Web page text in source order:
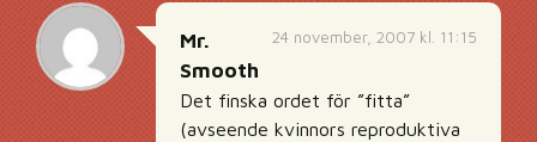
24 november, 2007 kl. 11:15
Mr.
Smooth
Det finska ordet för ”fitta”
(avseende kvinnors reproduktiva